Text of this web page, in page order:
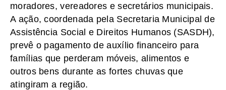
moradores, vereadores e secretários municipais.
A ação, coordenada pela Secretaria Municipal de
Assistência Social e Direitos Humanos (SASDH),
prevê o pagamento de auxílio financeiro para
famílias que perderam móveis, alimentos e
outros bens durante as fortes chuvas que
atingiram a região.